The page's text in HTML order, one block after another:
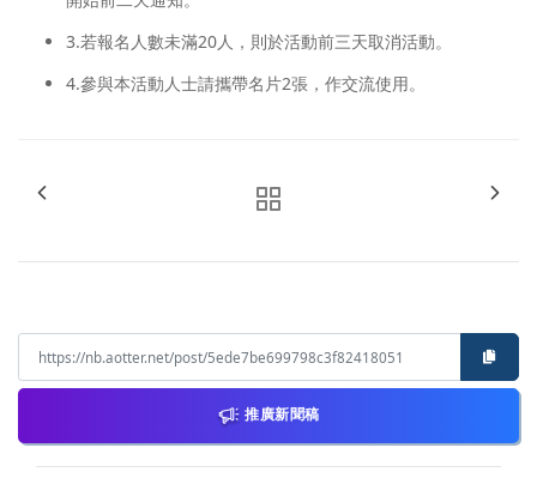
3.若報名人數未滿20人，則於活動前三天取消活動。
4.參與本活動人士請攜帶名片2張，作交流使用。
推廣新聞稿